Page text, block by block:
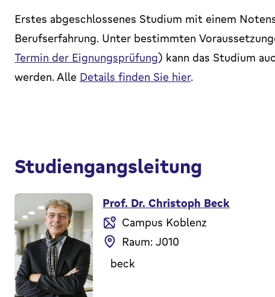
Erstes abgeschlossenes Studium mit einem
Berufserfahrung. Unter bestimmten
Termin der Eignungsprüfung) kann das Studium
werden. Alle Details finden Sie hier.
Studiengangsleitung
Prof. Dr. Christoph Beck
Campus Koblenz
Raum: J010
beck